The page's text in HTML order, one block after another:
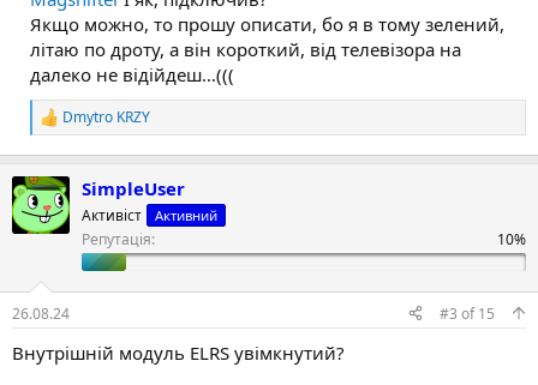
Якщо можно, то прошу описати, бо я в тому зелений,
літаю по дроту, а він короткий, від телевізора на
далеко не відійдеш…(((
Р
а
к
ц
і
ї
Dmytro KRZY
SimpleUser
Активіст Активний
Репутація:
26.08.24 #3 of15
Внутрішній модуль ELRS увімкнутий?